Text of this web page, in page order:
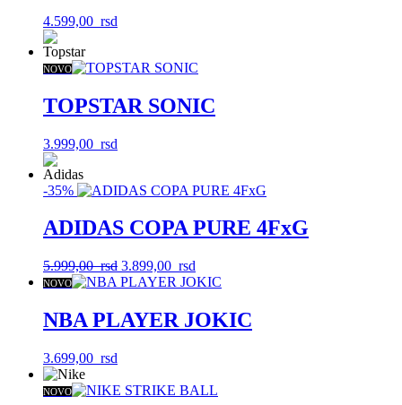
4.599,00 rsd
NOVO
TOPSTAR SONIC
3.999,00 rsd
-35%
ADIDAS COPA PURE 4FxG
5.999,00rsd Originalna
cena
bila:
5.999,00
3.899,00 rsd
cena
3.899,00
rsd.
NOVO
NBA PLAYER JOKIC
3.699,00 rsd
NOVO